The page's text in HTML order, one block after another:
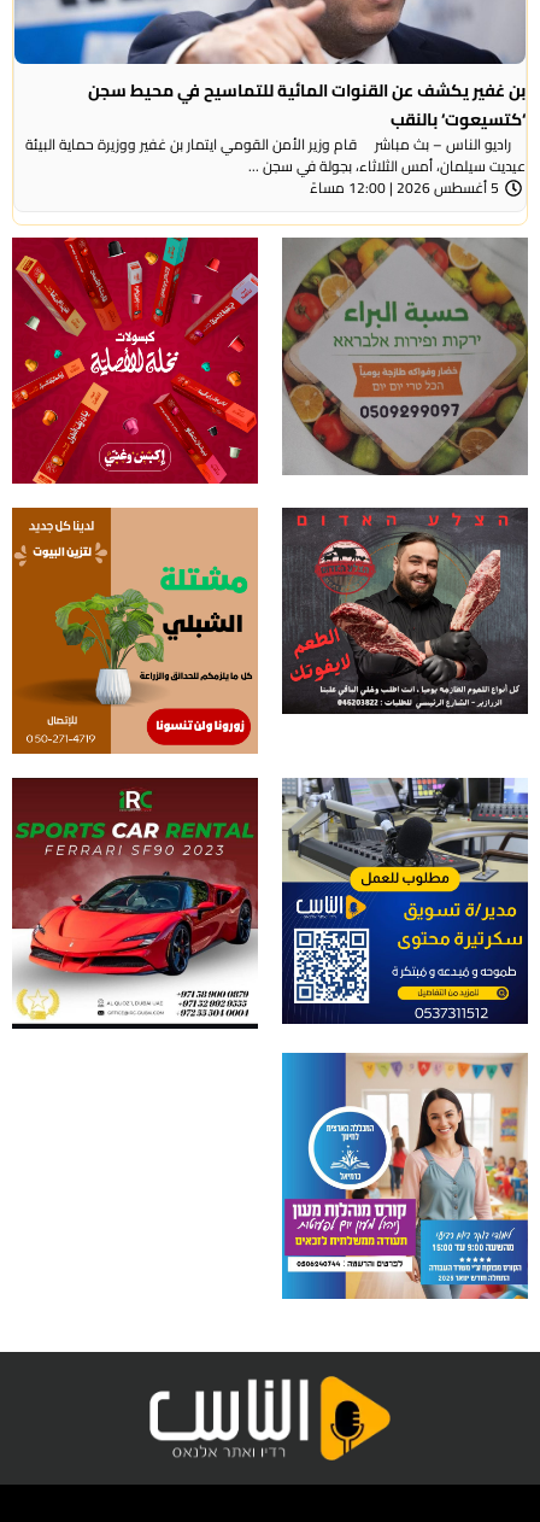
بن غفير يكشف عن القنوات المائية للتماسيح في محيط سجن
‘كتسيعوت‘ بالنقب
راديو الناس – بث مباشر قام وزير الأمن القومي ايتمار بن غفير ووزيرة حماية البيئة
عيديت سيلمان، أمس الثلاثاء، بجولة في سجن ...
5 أغسطس 2026 | 12:00 مساءً